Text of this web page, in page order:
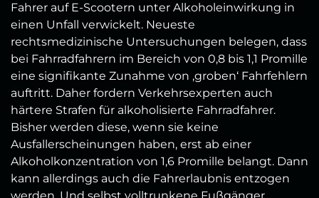
Fahrer auf E-Scootern unter Alkoholeinwirkung in
einen Unfall verwickelt. Neueste
rechtsmedizinische Untersuchungen belegen, dass
bei Fahrradfahrern im Bereich von 0,8 bis 1,1 Promille
eine signifikante Zunahme von ‚groben‘ Fahrfehlern
auftritt. Daher fordern Verkehrsexperten auch
härtere Strafen für alkoholisierte Fahrradfahrer.
Bisher werden diese, wenn sie keine
Ausfallerscheinungen haben, erst ab einer
Alkoholkonzentration von 1,6 Promille belangt. Dann
kann allerdings auch die Fahrerlaubnis entzogen